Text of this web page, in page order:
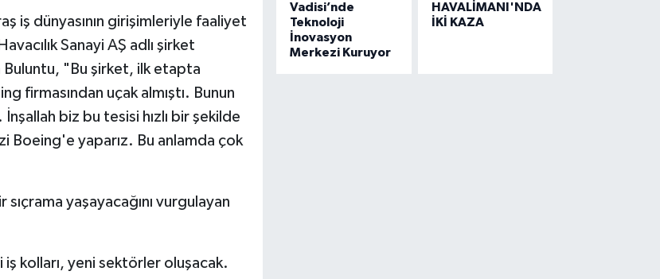
iş dünyasının girişimleriyle faaliyet
Sanayi AŞ adlı şirket
Buluntu, "Bu şirket, ilk etapta
firmasından uçak almıştı. Bunun
biz bu tesisi hızlı bir şekilde
Boeing'e yaparız. Bu anlamda çok
sıçrama yaşayacağını vurgulayan
kolları, yeni sektörler oluşacak.
Vadisi’nde
Teknoloji
İnovasyon
Merkezi Kuruyor
HAVALİMANI'NDA
İKİ KAZA